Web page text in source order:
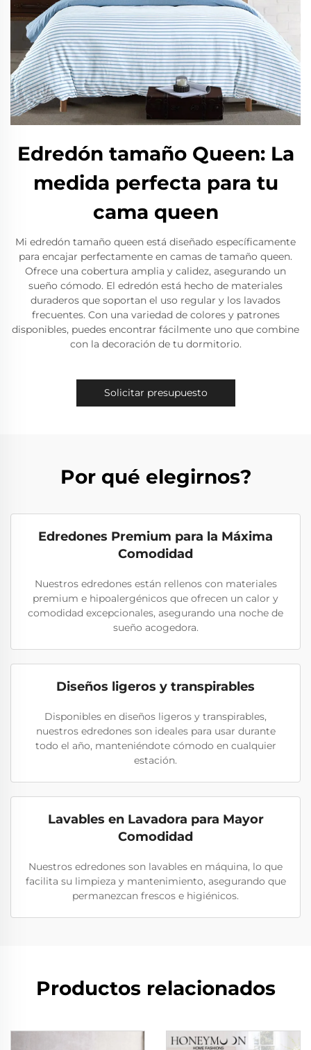
Edredón tamaño Queen: La
medida perfecta para tu
cama queen
Mi edredón tamaño queen está diseñado específicamente
para encajar perfectamente en camas de tamaño queen.
Ofrece una cobertura amplia y calidez, asegurando un
sueño cómodo. El edredón está hecho de materiales
duraderos que soportan el uso regular y los lavados
frecuentes. Con una variedad de colores y patrones
disponibles, puedes encontrar fácilmente uno que combine
con la decoración de tu dormitorio.
Solicitar presupuesto
Por qué elegirnos?
Edredones Premium para la Máxima
Comodidad
Nuestros edredones están rellenos con materiales
premium e hipoalergénicos que ofrecen un calor y
comodidad excepcionales, asegurando una noche de
sueño acogedora.
Diseños ligeros y transpirables
Disponibles en diseños ligeros y transpirables,
nuestros edredones son ideales para usar durante
todo el año, manteniéndote cómodo en cualquier
estación.
Lavables en Lavadora para Mayor
Comodidad
Nuestros edredones son lavables en máquina, lo que
facilita su limpieza y mantenimiento, asegurando que
permanezcan frescos e higiénicos.
Productos relacionados